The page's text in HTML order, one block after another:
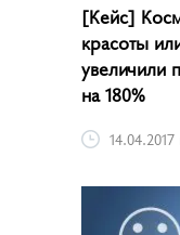
[Кейс]
красоты
увеличили
на 180%
14.04.2017